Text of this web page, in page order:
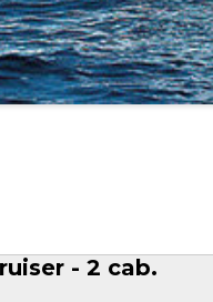
- 2 cab.